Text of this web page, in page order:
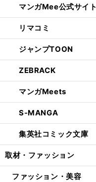
マンガMee公式サイト
リマコミ
ジャンプTOON
ZEBRACK
マンガMeets
S-MANGA
集英社コミック文庫
取材・ファッション
ファッション・美容